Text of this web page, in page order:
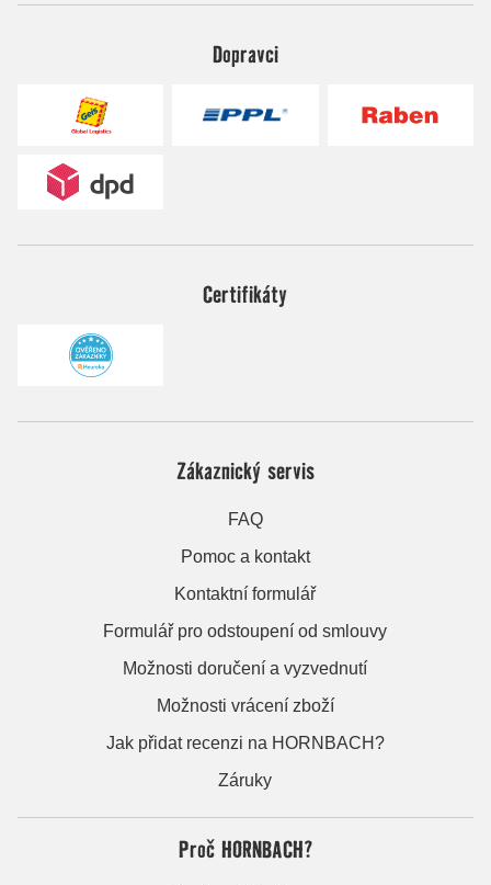
Dopravci
Certifikáty
Zákaznický servis
FAQ
Pomoc a kontakt
Kontaktní formulář
Formulář pro odstoupení od smlouvy
Možnosti doručení a vyzvednutí
Možnosti vrácení zboží
Jak přidat recenzi na HORNBACH?
Záruky
Proč HORNBACH?